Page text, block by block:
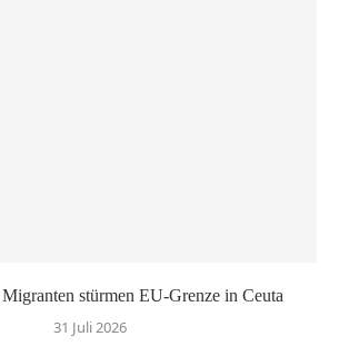
stürmen EU-Grenze in Ceuta
31 Juli 2026